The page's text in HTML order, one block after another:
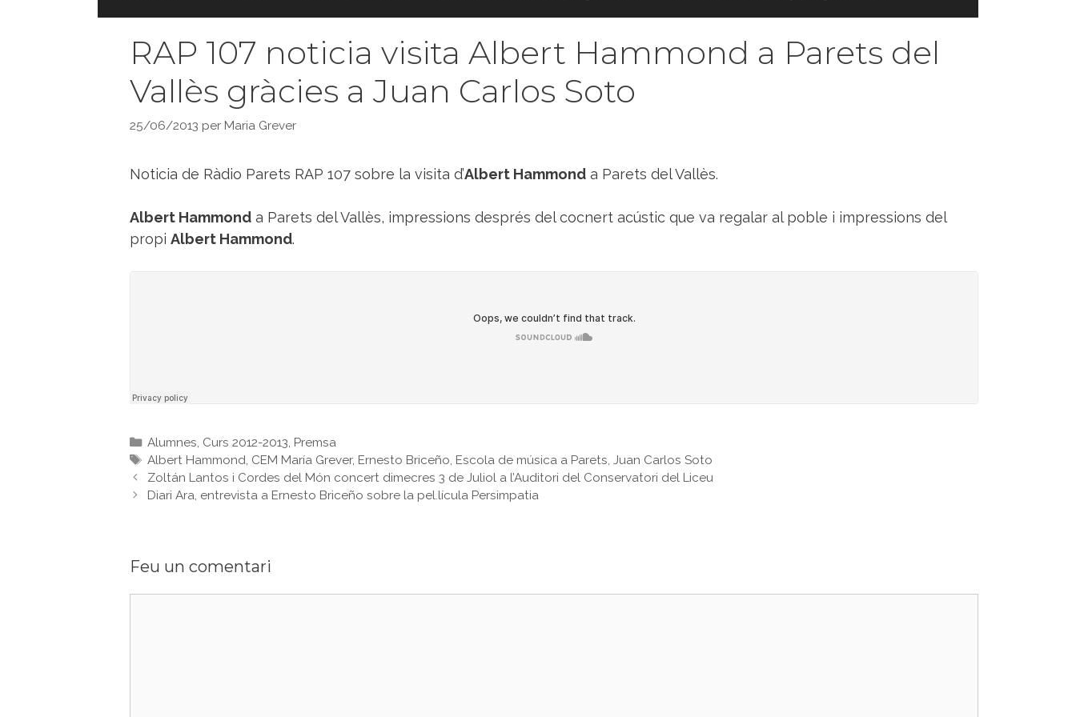
RAP 107 noticia visita Albert Hammond a Parets del
Vallès gràcies a Juan Carlos Soto
25/06/2013 per Maria Grever
Noticia de Ràdio Parets RAP 107 sobre la visita d’Albert Hammond a Parets del Vallès.
Albert Hammond a Parets del Vallès, impressions després del cocnert acústic que va regalar al poble i impressions del
propi Albert Hammond.
Categories
Alumnes, Curs 2012-2013, Premsa
Etiquetes
Albert Hammond, CEM María Grever, Ernesto Briceño, Escola de música a Parets,Juan Carlos Soto
Zoltán Lantos i Cordes del Món concert dimecres 3 de Juliol a l’Auditori del Conservatori del Liceu
Diari Ara, entrevista a Ernesto Briceño sobre la pel.lícula Persimpatia
Feu un comentari